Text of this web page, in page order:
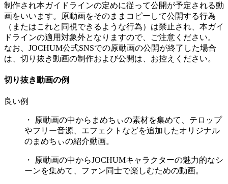
制作され本ガイドラインの定めに従って公開が予定される動
画をいいます。原動画をそのままコピーして公開する行為
（またはこれと同視できるような行為）は禁止され、本ガイ
ドラインの適用対象外となりますので、ご注意ください。
なお、JOCHUM公式SNSでの原動画の公開が終了した場合
は、切り抜き動画の制作および公開は、お控えください。
切り抜き動画の例
良い例
・ 原動画の中からまめちぃの素材を集めて、テロップ
やフリー音源、エフェクトなどを追加したオリジナル
のまめちぃの紹介動画。
・ 原動画の中からJOCHUMキャラクターの魅力的なシ
ーンを集めて、ファン同士で楽しむための動画。